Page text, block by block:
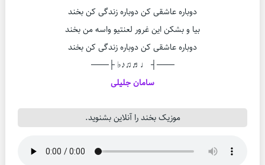
دوباره عاشقی کن دوباره زندگی کن بخند
بیا و بشکن این غرور لعنتیو واسه من بخند
دوباره عاشقی کن دوباره زندگی کن بخند
───┤ ♩♬♫♪♭ ├───
سامان جلیلی
موزیک بخند را آنلاین بشنوید.